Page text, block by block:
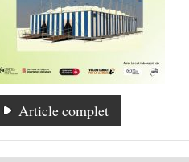
Article complet